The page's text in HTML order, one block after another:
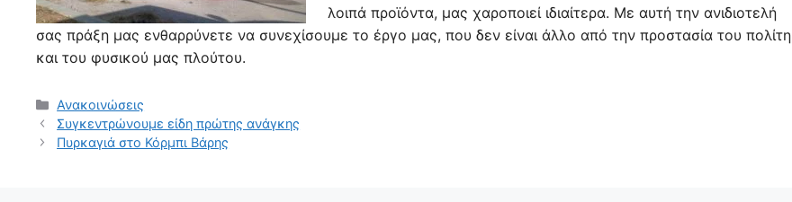
λοιπά προϊόντα, μας χαροποιεί ιδιαίτερα. Με αυτή την ανιδιοτελή
σας πράξη μας ενθαρρύνετε να συνεχίσουμε το έργο μας, που δεν είναι άλλο από την προστασία του πολίτη
και του φυσικού μας πλούτου.
Ανακοινώσεις
Συγκεντρώνουμε είδη πρώτης ανάγκης
Πυρκαγιά στο Κόρμπι Βάρης